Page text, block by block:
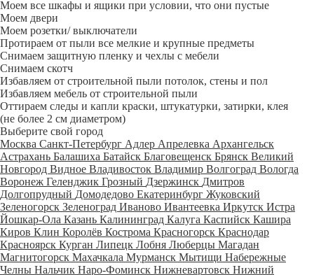
Моем все шкафы и ящики при условии, что они пустые
Моем двери
Моем розетки/ выключатели
Протираем от пыли все мелкие и крупные предметы
Снимаем защитную пленку и чехлы с мебели
Снимаем скотч
Избавляем от строительной пыли потолок, стены и пол
Избавляем мебель от строительной пыли
Оттираем следы и капли краски, штукатурки, затирки, клея
(не более 2 см диаметром)
Выберите свой город
Москва Санкт-Петербург Адлер Апрелевка Архангельск
Астрахань Балашиха Батайск Благовещенск Брянск Великий
Новгород Видное Владивосток Владимир Волгоград Вологда
Воронеж Геленджик Грозный Дзержинск Дмитров
Долгопрудный Домодедово Екатеринбург Жуковский
Зеленогорск Зеленоград Иваново Ивантеевка Иркутск Истра
Йошкар-Ола Казань Калининград Калуга Каспийск Кашира
Киров Клин Королёв Кострома Красногорск Краснодар
Красноярск Курган Липецк Лобня Люберцы Магадан
Магнитогорск Махачкала Мурманск Мытищи Набережные
Челны Нальчик Наро-Фоминск Нижневартовск Нижний